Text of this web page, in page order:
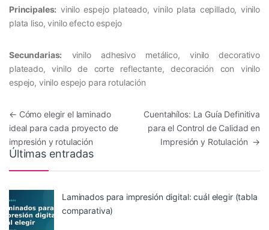
Principales: vinilo espejo plateado, vinilo plata cepillado, vinilo
plata liso, vinilo efecto espejo
Secundarias: vinilo adhesivo metálico, vinilo decorativo
plateado, vinilo de corte reflectante, decoración con vinilo
espejo, vinilo espejo para rotulación
Navegación de entradas
← Cómo elegir el laminado
ideal para cada proyecto de
impresión y rotulación
Cuentahílos: La Guía Definitiva
para el Control de Calidad en
Impresión y Rotulación →
Últimas entradas
Laminados para impresión digital: cuál elegir (tabla
comparativa)